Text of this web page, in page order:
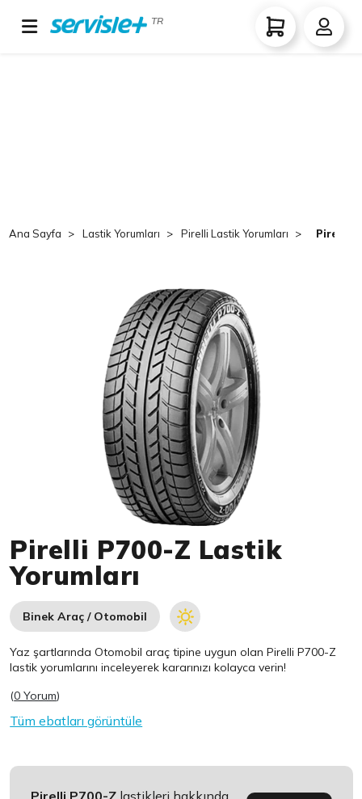
TR
Ana Sayfa Lastik Yorumları Pirelli Lastik Yorumları Pirelli
Pirelli P700-Z Lastik
Yorumları
Binek Araç / Otomobil
Yaz şartlarında Otomobil araç tipine uygun olanPirelli P700-Z
lastik yorumlarını inceleyerek kararınızı kolayca verin!
(0 Yorum)
Tüm ebatları görüntüle
Pirelli P700-Z lastikleri hakkında